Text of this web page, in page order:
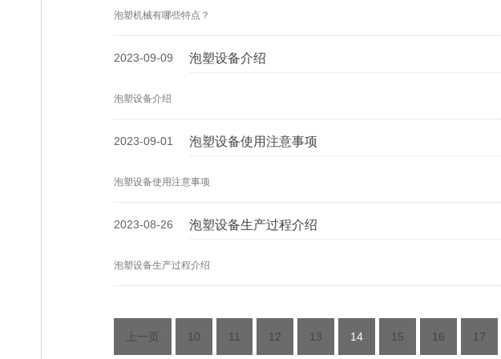
泡塑机械有哪些特点？
2023-09-09 泡塑设备介绍
泡塑设备介绍
2023-09-01 泡塑设备使用注意事项
泡塑设备使用注意事项
2023-08-26 泡塑设备生产过程介绍
泡塑设备生产过程介绍
上一页 10 11 12 13 14 15 16 17